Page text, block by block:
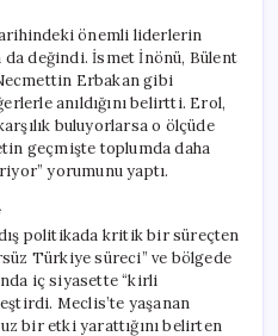
önemli liderlerin
da değindi. İsmet İnönü, Bülent
Erbakan gibi
anıldığını belirtti. Erol,
buluyorlarsa o ölçüde
geçmişte toplumda daha
yorumunu yaptı.
politikada kritik bir süreçten
Türkiye süreci” ve bölgede
iç siyasette “kirli
Meclis’te yaşanan
bir etki yarattığını belirten